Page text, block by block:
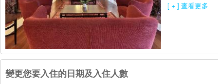
[ + ] 查看更多
變更您要入住的日期及入住人數